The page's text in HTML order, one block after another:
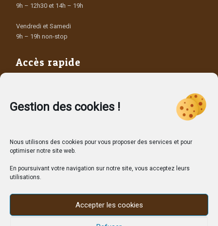
Gestion des cookies !
Nous utilisons des cookies pour vous proposer des services et pour
optimiser notre site web.
En poursuivant votre navigation sur notre site, vous acceptez leurs
utilisations.
Accepter les cookies
9h – 12h30 et 14h – 19h
Vendredi et Samedi
9h – 19h non-stop
Accès rapide
Contact